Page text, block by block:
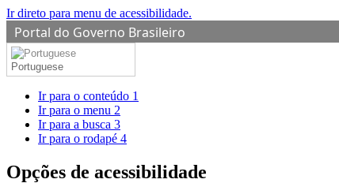
Ir direto para menu de acessibilidade.
Portal do Governo Brasileiro
Portuguese
Ir para o conteúdo 1
Ir para o menu 2
Ir para a busca 3
Ir para o rodapé 4
Opções de acessibilidade